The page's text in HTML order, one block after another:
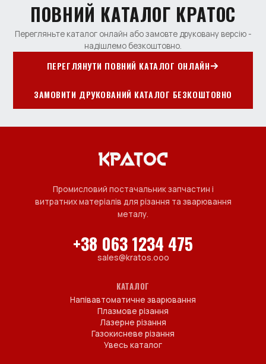
ПОВНИЙ КАТАЛОГ КРАТОС
Перегляньте каталог онлайн або замовте друковану версію -
надішлемо безкоштовно.
ПЕРЕГЛЯНУТИ ПОВНИЙ КАТАЛОГ ОНЛАЙН
ЗАМОВИТИ ДРУКОВАНИЙ КАТАЛОГ БЕЗКОШТОВНО
Промисловий постачальник запчастин і
витратних матеріалів для різання та зварювання
металу.
+38 063 1234 475
sales@kratos.ooo
КАТАЛОГ
Напівавтоматичне зварювання
Плазмове різання
Лазерне різання
Газокисневе різання
Увесь каталог